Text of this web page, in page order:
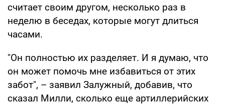
считает своим другом, несколько раз в
неделю в беседах, которые могут длиться
часами.
"Он полностью их разделяет. И я думаю, что
он может помочь мне избавиться от этих
забот", – заявил Залужный, добавив, что
сказал Милли, сколько еще артиллерийских